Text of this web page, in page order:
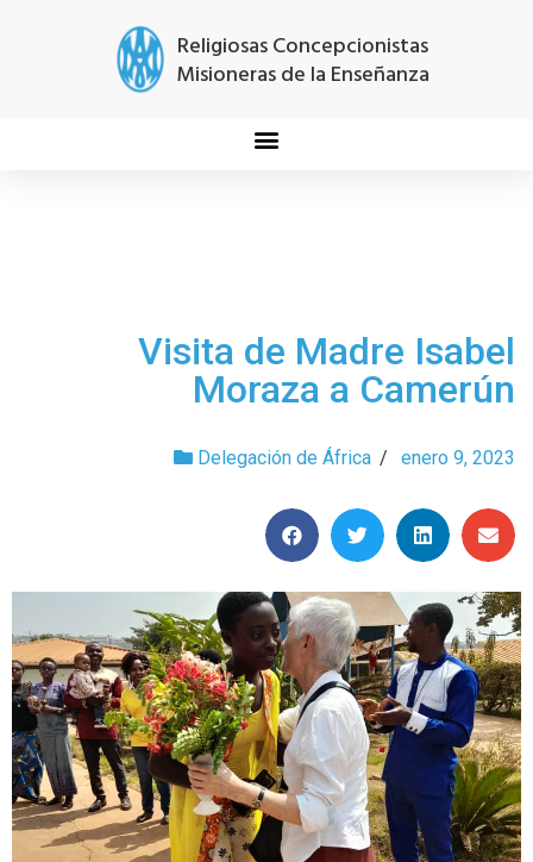
Religiosas Concepcionistas
Misioneras de la Enseñanza
Visita de Madre Isabel
Moraza a Camerún
Delegación de África / enero 9, 2023